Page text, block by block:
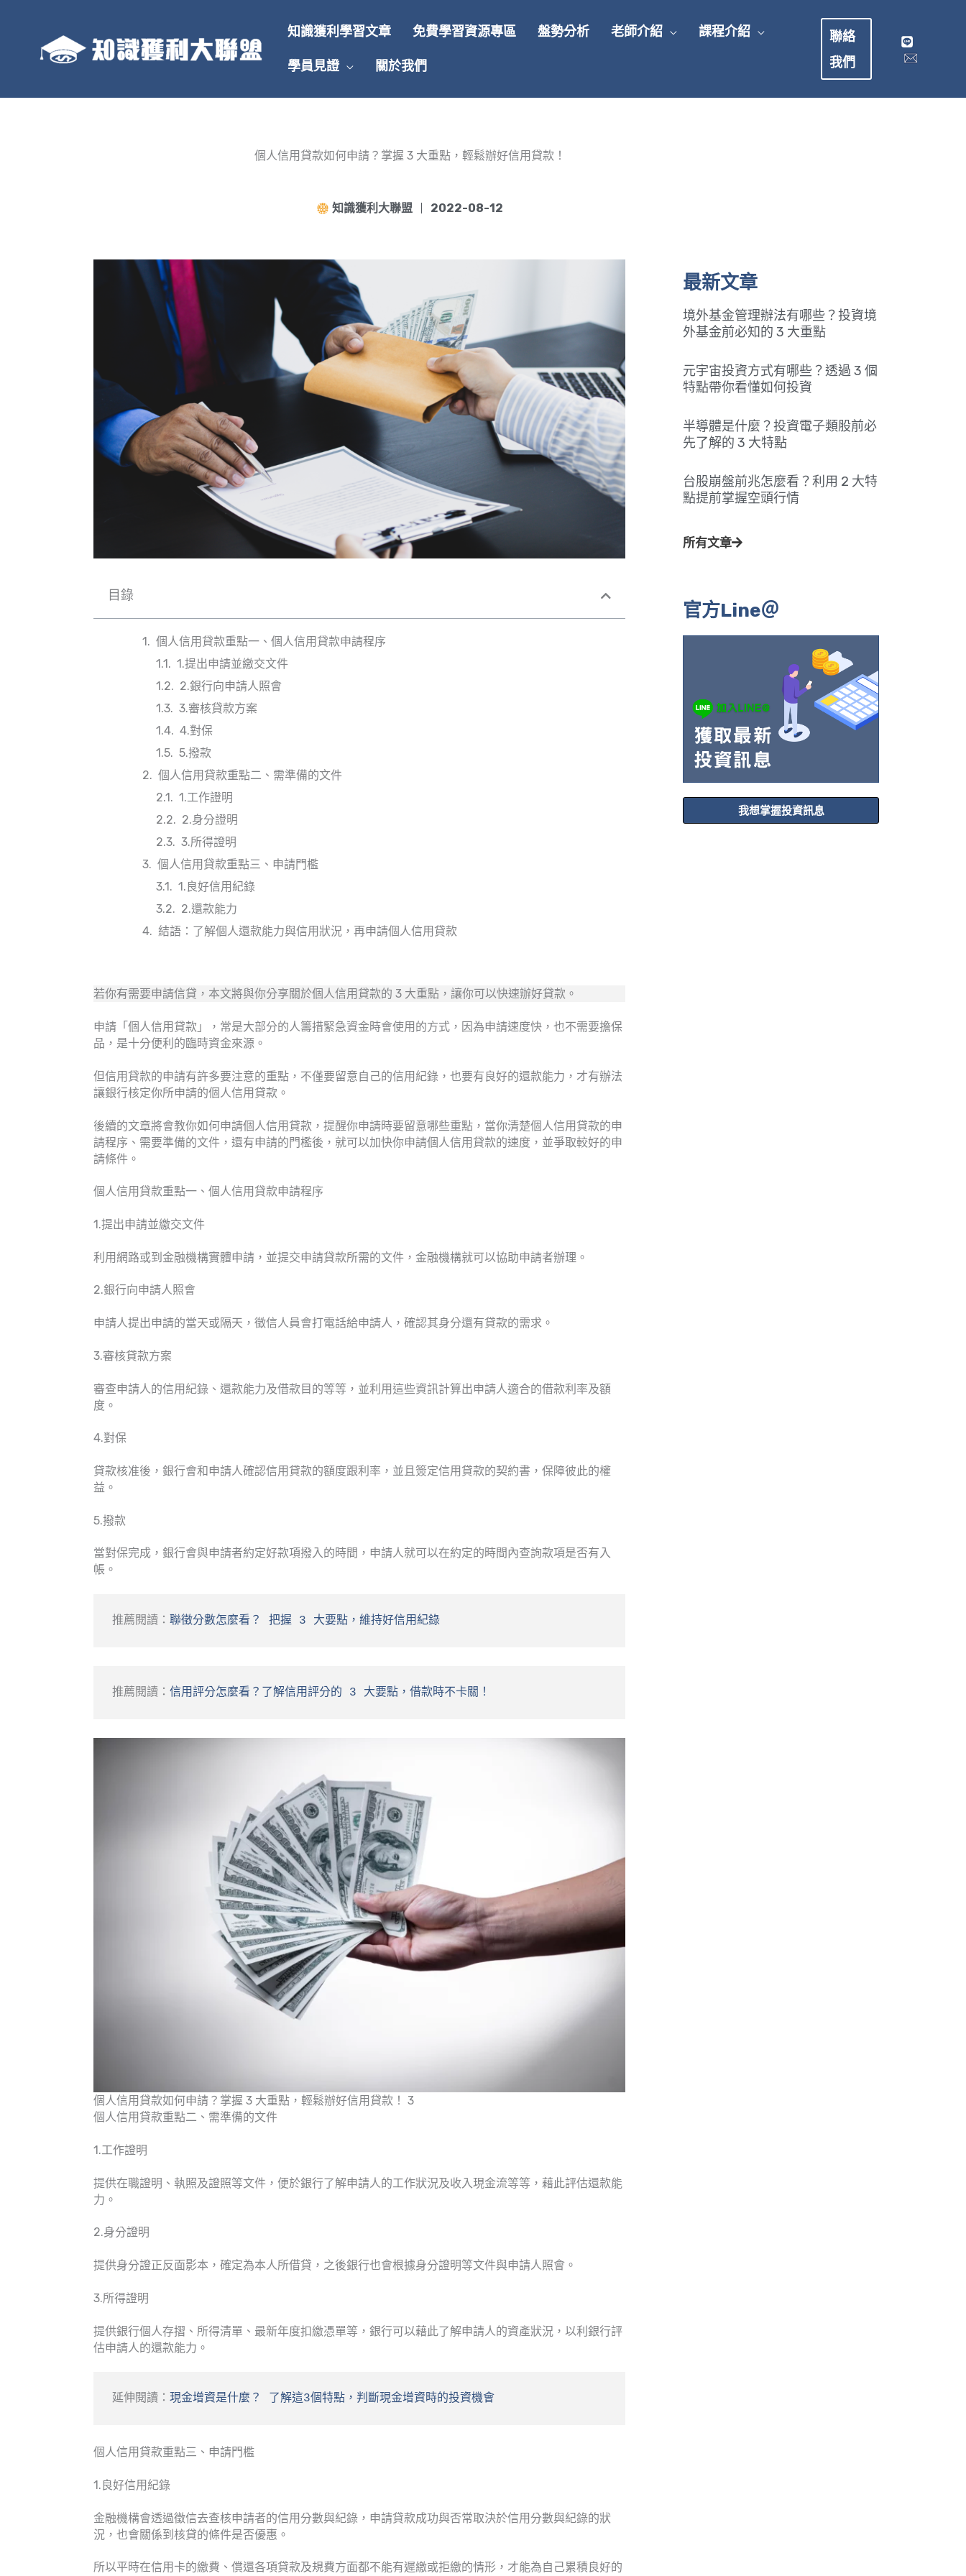
知識獲利學習文章 免費學習資源專區 盤勢分析 老師介紹 課程介紹
學員見證 關於我們
聯絡
我們
個人信用貸款如何申請？掌握 3 大重點，輕鬆辦好信用貸款！
知識獲利大聯盟 2022-08-12
目錄
個人信用貸款重點一、個人信用貸款申請程序
1.提出申請並繳交文件
2.銀行向申請人照會
3.審核貸款方案
4.對保
5.撥款
個人信用貸款重點二、需準備的文件
1.工作證明
2.身分證明
3.所得證明
個人信用貸款重點三、申請門檻
1.良好信用紀錄
2.還款能力
結語：了解個人還款能力與信用狀況，再申請個人信用貸款
若你有需要申請信貸，本文將與你分享關於個人信用貸款的 3 大重點，讓你可以快速辦好貸款。
申請「個人信用貸款」，常是大部分的人籌措緊急資金時會使用的方式，因為申請速度快，也不需要擔保
品，是十分便利的臨時資金來源。
但信用貸款的申請有許多要注意的重點，不僅要留意自己的信用紀錄，也要有良好的還款能力，才有辦法
讓銀行核定你所申請的個人信用貸款。
後續的文章將會教你如何申請個人信用貸款，提醒你申請時要留意哪些重點，當你清楚個人信用貸款的申
請程序、需要準備的文件，還有申請的門檻後，就可以加快你申請個人信用貸款的速度，並爭取較好的申
請條件。
個人信用貸款重點一、個人信用貸款申請程序
1.提出申請並繳交文件
利用網路或到金融機構實體申請，並提交申請貸款所需的文件，金融機構就可以協助申請者辦理。
2.銀行向申請人照會
申請人提出申請的當天或隔天，徵信人員會打電話給申請人，確認其身分還有貸款的需求。
3.審核貸款方案
審查申請人的信用紀錄、還款能力及借款目的等等，並利用這些資訊計算出申請人適合的借款利率及額
度。
4.對保
貸款核准後，銀行會和申請人確認信用貸款的額度跟利率，並且簽定信用貸款的契約書，保障彼此的權
益。
5.撥款
當對保完成，銀行會與申請者約定好款項撥入的時間，申請人就可以在約定的時間內查詢款項是否有入
帳。
推薦閱讀： 聯徵分數怎麼看？ 把握 3 大要點，維持好信用紀錄
推薦閱讀： 信用評分怎麼看？了解信用評分的 3 大要點，借款時不卡關！
個人信用貸款如何申請？掌握 3 大重點，輕鬆辦好信用貸款！ 3
個人信用貸款重點二、需準備的文件
1.工作證明
提供在職證明、執照及證照等文件，便於銀行了解申請人的工作狀況及收入現金流等等，藉此評估還款能
力。
2.身分證明
提供身分證正反面影本，確定為本人所借貸，之後銀行也會根據身分證明等文件與申請人照會。
3.所得證明
提供銀行個人存摺、所得清單、最新年度扣繳憑單等，銀行可以藉此了解申請人的資產狀況，以利銀行評
估申請人的還款能力。
延伸閱讀： 現金增資是什麼？ 了解這3個特點，判斷現金增資時的投資機會
個人信用貸款重點三、申請門檻
1.良好信用紀錄
金融機構會透過徵信去查核申請者的信用分數與紀錄，申請貸款成功與否常取決於信用分數與紀錄的狀
況，也會關係到核貸的條件是否優惠。
所以平時在信用卡的繳費、償還各項貸款及規費方面都不能有遲繳或拒繳的情形，才能為自己累積良好的
最新文章
境外基金管理辦法有哪些？投資境
外基金前必知的 3 大重點
元宇宙投資方式有哪些？透過 3 個
特點帶你看懂如何投資
半導體是什麼？投資電子類股前必
先了解的 3 大特點
台股崩盤前兆怎麼看？利用 2 大特
點提前掌握空頭行情
所有文章
官方Line＠
我想掌握投資訊息